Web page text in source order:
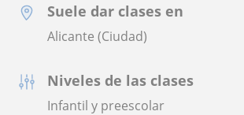
Suele dar clases en
Alicante (Ciudad)
Niveles de las clases
Infantil y preescolar